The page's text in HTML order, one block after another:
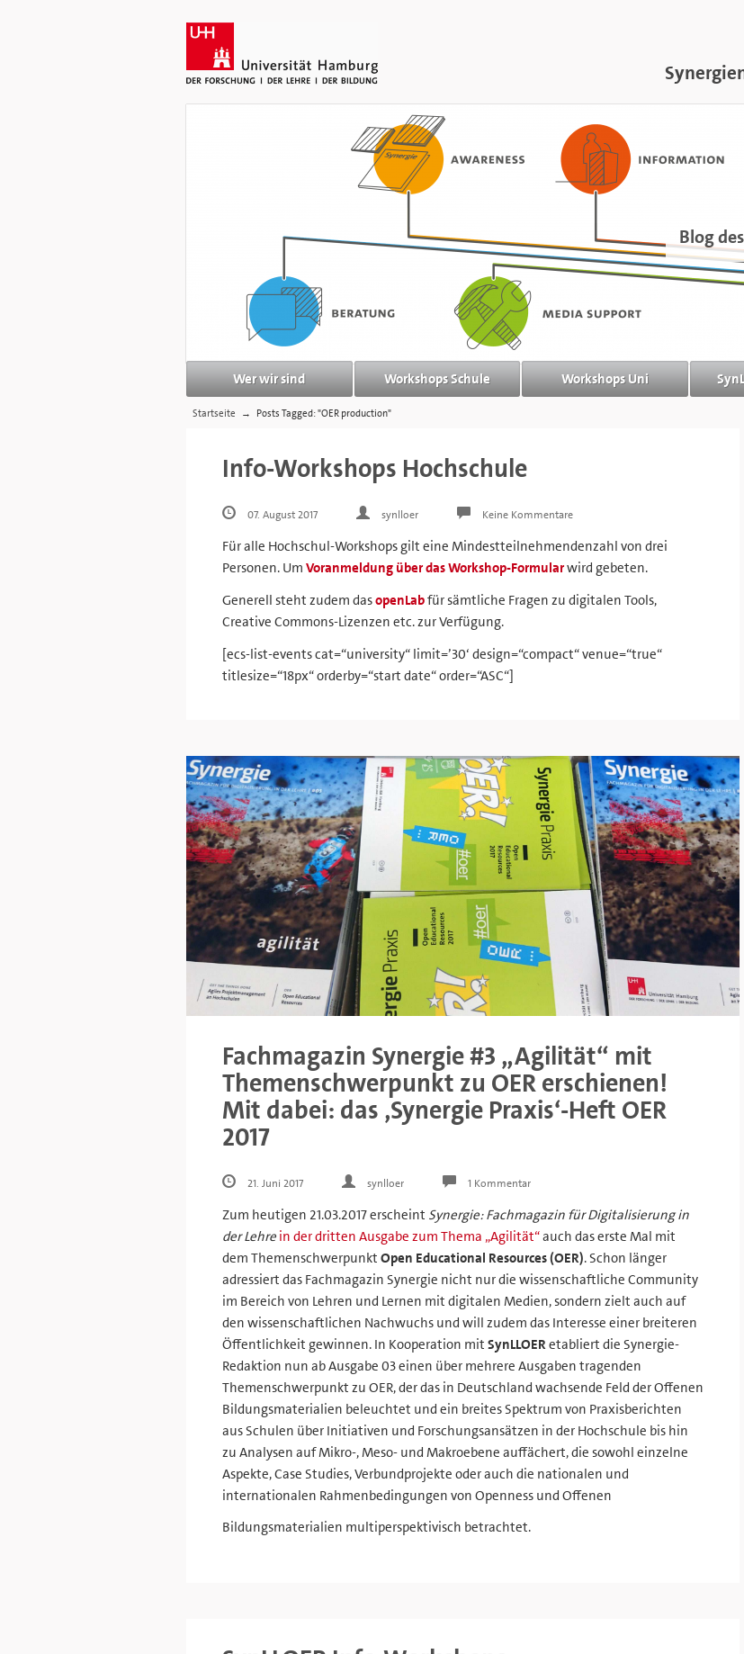
Blog
Wer wir sind Workshops Schule Workshops Uni
Startseite → Posts Tagged: "OER production"
Info-Workshops Hochschule
07. August 2017 synlloer Keine Kommentare
Für alle Hochschul-Workshops gilt eine Mindestteilnehmendenzahl von drei
Personen. Um Voranmeldung über das Workshop-Formularwird gebeten.
Generell steht zudem dasopenLabfür sämtliche Fragen zu digitalen Tools,
Creative Commons-Lizenzen etc. zur Verfügung.
[ecs-list-events cat=“university“ limit=’30‘ design=“compact“ venue=“true“
titlesize=“18px“ orderby=“start date“ order=“ASC“]
Fachmagazin Synergie #3 „Agilität“ mit
Themenschwerpunkt zu OER erschienen!
Mit dabei: das ‚Synergie Praxis‘-Heft OER
2017
21. Juni 2017 synlloer 1 Kommentar
Zum heutigen 21.03.2017 erscheint Synergie: Fachmagazin für Digitalisierung in
der Lehre in der dritten Ausgabe zum Thema „Agilität“auch das erste Mal mit
dem Themenschwerpunkt Open Educational Resources (OER). Schon länger
adressiert das Fachmagazin Synergie nicht nur die wissenschaftliche Community
im Bereich von Lehren und Lernen mit digitalen Medien, sondern zielt auch auf
den wissenschaftlichen Nachwuchs und will zudem das Interesse einer breiteren
Öffentlichkeit gewinnen. In Kooperation mit SynLLOERetabliert die Synergie-
Redaktion nun ab Ausgabe 03 einen über mehrere Ausgaben tragenden
Themenschwerpunkt zu OER, der das in Deutschland wachsende Feld der Offenen
Bildungsmaterialien beleuchtet und ein breites Spektrum von Praxisberichten
aus Schulen über Initiativen und Forschungsansätzen in der Hochschule bis hin
zu Analysen auf Mikro-, Meso- und Makroebene auffächert, die sowohl einzelne
Aspekte, Case Studies, Verbundprojekte oder auch die nationalen und
internationalen Rahmenbedingungen von Openness und Offenen
Bildungsmaterialien multiperspektivisch betrachtet.